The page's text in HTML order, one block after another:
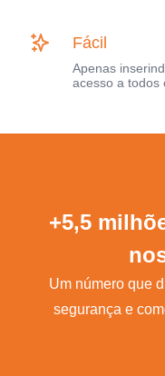
Fácil
Apenas
acesso a todos
+5,5
Um número que
segurança e